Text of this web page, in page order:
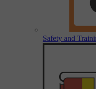
Safety and